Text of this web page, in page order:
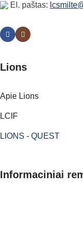
El. paštas:
Lions
Apie Lions
LCIF
LIONS - QUEST
Informaciniai